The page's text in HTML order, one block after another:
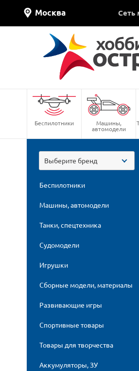
Москва Сеть
Беспилотники Машины,
автомодели
Выберите бренд
Беспилотники
Машины, автомодели
Танки, спецтехника
Судомодели
Игрушки
Сборные модели, материалы
Развивающие игры
Спортивные товары
Товары для творчества
Аккумуляторы, ЗУ